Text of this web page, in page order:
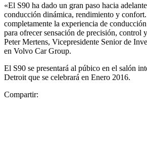
«El S90 ha dado un gran paso hacia
conducción dinámica, rendimiento y
completamente la experiencia de
para ofrecer sensación de precisión, control
Peter Mertens, Vicepresidente Senior de
en Volvo Car Group.
El S90 se presentará al púbico en el salón
Detroit que se celebrará en Enero 2016.
Compartir: